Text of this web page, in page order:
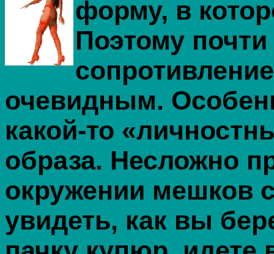
форму, в
Поэтому
очевидным.
какой-то
образа. Несложно
окружении мешков
увидеть, как вы